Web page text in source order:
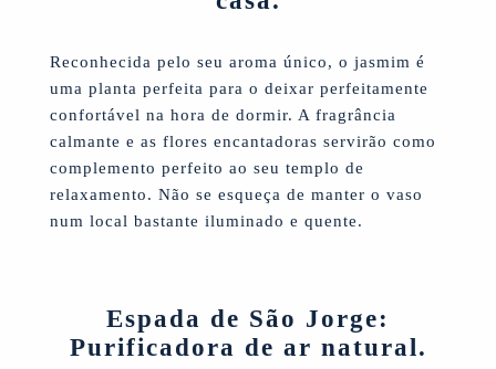
Reconhecida pelo seu aroma único, o jasmim é
uma planta perfeita para o deixar perfeitamente
confortável na hora de dormir. A fragrância
calmante e as flores encantadoras servirão como
complemento perfeito ao seu templo de
relaxamento. Não se esqueça de manter o vaso
num local bastante iluminado e quente.
Espada de São Jorge:
Purificadora de ar natural.